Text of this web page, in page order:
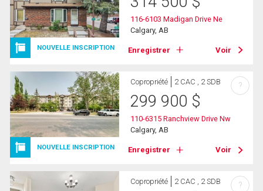
NOUVELLE INSCRIPTION
116-6103 Madigan Drive Ne
Calgary, AB
Enregistrer Voir
NOUVELLE INSCRIPTION
Copropriété 2 CAC , 2 SDB
299 900 $
110-6315 Ranchview Drive Nw
Calgary, AB
Enregistrer Voir
?
Copropriété 2 CAC , 2 SDB ?